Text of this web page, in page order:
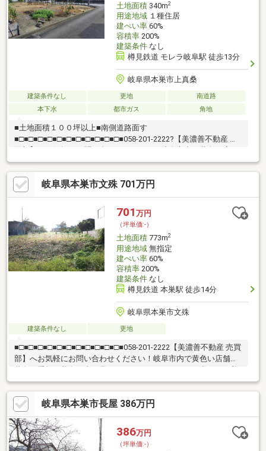
土地面積340m2
用途地域１種住居
建ぺい率60%
容積率200%
建築条件なし
樽見鉄道 モレラ岐阜駅 徒歩13分
岐阜県本巣市上真桑
建築条件なし 更地
南道路
本下水
都市ガス 角地
■土地面積１００坪以上■南側道路面す
■□■□■□■□■□■□■□■□■□■□■□■058-201-2222?【美濃善不動産 売
舗・黄色い看板・黄色い車を見かけたことありませんか。私たち
が美濃善不動産です！岐阜を知っている岐阜の不動産エキスパー
ト！土地探しも住まい探しも建築も不動産のことならお任せ下さ
い。■売買保有物件1000件以上！
岐阜県本巣市文殊 701万円
701 万円
（坪単価:-）
土地面積773m2
用途地域無指定
建ぺい率60%
容積率200%
建築条件なし
樽見鉄道 本巣駅 徒歩14分
岐阜県本巣市文殊
建築条件なし 更地
■□■□■□■□■□■□■□■□■□■□■□■058-201-2222【美濃善不動産 売買
部】へお気軽にお問い合わせください！岐阜市内で黄色い店舗・
黄色い看板・黄色い車を見かけたことありませんか。私たちが美
濃善不動産です！岐阜を知っている岐阜の不動産エキスパート！
土地探しも住まい探しも建築も不動産のことならお任せ下さい。
■売買保有物件1000件以上！
岐阜県本巣市長屋 386万円
386万円
（坪単価:-）